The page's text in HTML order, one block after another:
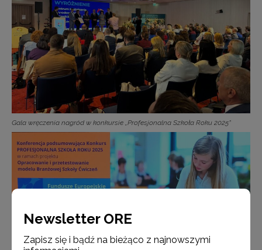
Gala wręczenia nagród w konkursie „Profesjonalna Szkoła Roku 2025”
Newsletter ORE
Zapisz się i bądź na bieżąco z najnowszymi